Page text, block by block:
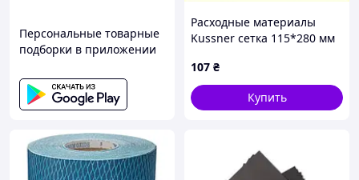
Персональные товарные
подборки в приложении
Расходные материалы
Kussner сетка 115*280 мм
C8676X254
107 ₴
Купить